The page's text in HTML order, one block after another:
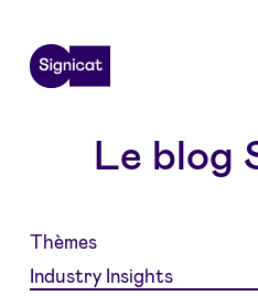
Le blog
Thèmes
Industry Insights